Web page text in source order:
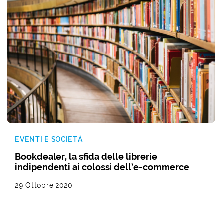
EVENTI E SOCIETÀ
Bookdealer, la sfida delle librerie
indipendenti ai colossi dell’e-commerce
29 Ottobre 2020